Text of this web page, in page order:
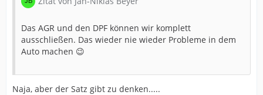
Das AGR und den DPF können wir komplett
ausschließen. Das wieder nie wieder Probleme in dem
Auto machen 😉
Naja, aber der Satz gibt zu denken.....